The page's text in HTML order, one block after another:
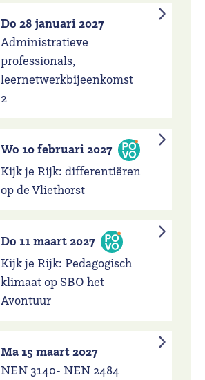
Do 28 januari 2027
Administratieve
professionals,
leernetwerkbijeenkomst
2
Wo 10 februari 2027
Kijk je Rijk: differentiëren
op de Vliethorst
Do 11 maart 2027
Kijk je Rijk: Pedagogisch
klimaat op SBO het
Avontuur
Ma 15 maart 2027
NEN 3140- NEN 2484